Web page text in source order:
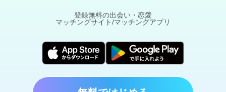
で、 直ぐに 女性が来たの？ と言い ありがと
うございました～と 言い店の奥に 去ってた
ら 良かったね (о´∀`о) 朝 起きたら… 女性から
くるとは思ってなかった とLINEが入ってた(^-
^;
登録無料の出会い・恋愛
マッチングサイト/マッチングアプリ